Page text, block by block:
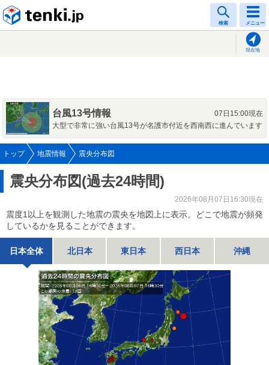
検索 メニュー
現在地
台風13号情報
07日15:00現在
大型で非常に強い台風13号が名護市付近を西南西に進んでいます
トップ 地震情報 震央分布図
震央分布図(過去24時間)
2026年08月07日16:30現在
震度1以上を観測した地震の震央を地図上に表示。どこで地震が頻発
しているかを見ることができます。
日本全体 北日本 東日本 西日本 沖縄